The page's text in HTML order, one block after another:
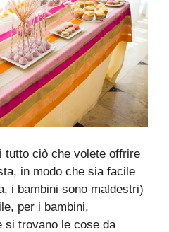
tutto ciò che volete offrire
in modo che sia facile
i bambini sono maldestri)
per i bambini,
si trovano le cose da